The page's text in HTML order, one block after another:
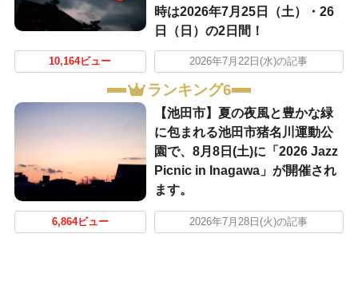
時は2026年7月25日（土）・26
日（日）の2日間！
10,164ビュー 2026年7月22日(水)の記事
ランキング6
【池田市】夏の夜風と豊かな緑
に包まれる池田市猪名川運動公
園で、8月8日(土)に「2026 Jazz
Picnic in Inagawa」が開催され
ます。
6,864ビュー 2026年7月28日(火)の記事